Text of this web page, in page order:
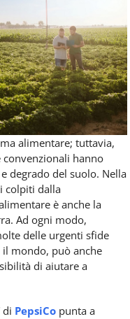
alimentare; tuttavia,
hanno
degrado del suolo. Nella
colpiti dalla
è anche la
Ad ogni modo,
delle urgenti sfide
mondo, può anche
di aiutare a
di PepsiCo punta a